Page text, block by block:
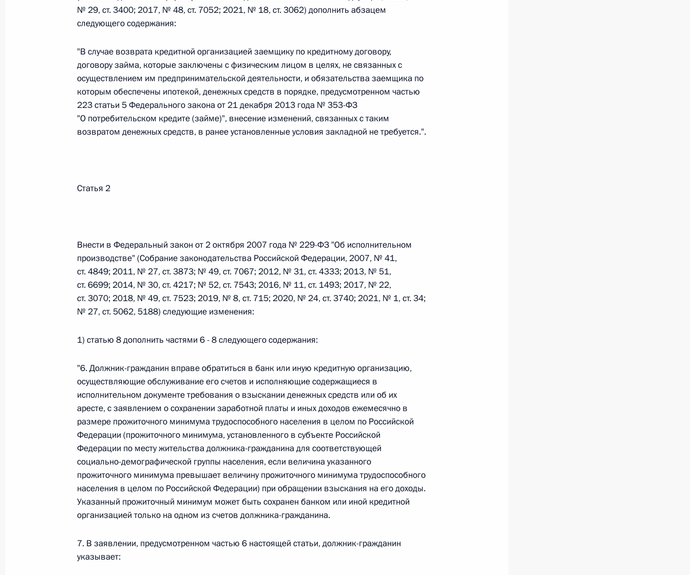
О внесении изменений в статьи 85 и 102 части первой и статью 227–1 части второй Налогового
кодекса Российской Федерации
26 июля 2026 года
Федеральный закон от 26.07.2026 г. № 246-ФЗ
26 июля 2026 года
Федеральный закон от 26.07.2026 г. № 267-ФЗ
О внесении изменения в статью 2 Федерального закона «О благотворительной деятельности
26 июля 2026 года
Федеральный закон от 26.07.2026 г. № 251-ФЗ
О внесении изменений в Уголовный кодекс Российской Федерации и статьи 31 и 151 Уголовно-
процессуального кодекса Российской Федерации
26 июля 2026 года
Федеральный закон от 26.07.2026 г. № 264-ФЗ
О внесении изменений в статью 13–2 Федерального закона «Об актах гражданского состояния»
и признании утратившим силу пункта 1 части 13 статьи 3 Федерального закона «О внесении
изменений в Федеральный закон „Об актах гражданского состояния“
№ 29, ст. 3400; 2017, № 48, ст. 7052; 2021, № 18, ст. 3062) дополнить абзацем
следующего содержания:
"В случае возврата кредитной организацией заемщику по кредитному договору,
договору займа, которые заключены с физическим лицом в целях, не связанных с
осуществлением им предпринимательской деятельности, и обязательства заемщика по
которым обеспечены ипотекой, денежных средств в порядке, предусмотренном частью
223 статьи 5 Федерального закона от 21 декабря 2013 года № 353-ФЗ
"О потребительском кредите (займе)", внесение изменений, связанных с таким
возвратом денежных средств, в ранее установленные условия закладной не требуется.".
Статья 2
Внести в Федеральный закон от 2 октября 2007 года № 229-ФЗ "Об исполнительном
производстве" (Собрание законодательства Российской Федерации, 2007, № 41,
ст. 4849; 2011, № 27, ст. 3873; № 49, ст. 7067; 2012, № 31, ст. 4333; 2013, № 51,
ст. 6699; 2014, № 30, ст. 4217; № 52, ст. 7543; 2016, № 11, ст. 1493; 2017, № 22,
ст. 3070; 2018, № 49, ст. 7523; 2019, № 8, ст. 715; 2020, № 24, ст. 3740; 2021, № 1, ст. 34;
№ 27, ст. 5062, 5188) следующие изменения:
1) статью 8 дополнить частями 6 - 8 следующего содержания:
"6. Должник-гражданин вправе обратиться в банк или иную кредитную организацию,
осуществляющие обслуживание его счетов и исполняющие содержащиеся в
исполнительном документе требования о взыскании денежных средств или об их
аресте, с заявлением о сохранении заработной платы и иных доходов ежемесячно в
размере прожиточного минимума трудоспособного населения в целом по Российской
Федерации (прожиточного минимума, установленного в субъекте Российской
Федерации по месту жительства должника-гражданина для соответствующей
социально-демографической группы населения, если величина указанного
прожиточного минимума превышает величину прожиточного минимума трудоспособного
населения в целом по Российской Федерации) при обращении взыскания на его доходы.
Указанный прожиточный минимум может быть сохранен банком или иной кредитной
организацией только на одном из счетов должника-гражданина.
7. В заявлении, предусмотренном частью 6 настоящей статьи, должник-гражданин
указывает: